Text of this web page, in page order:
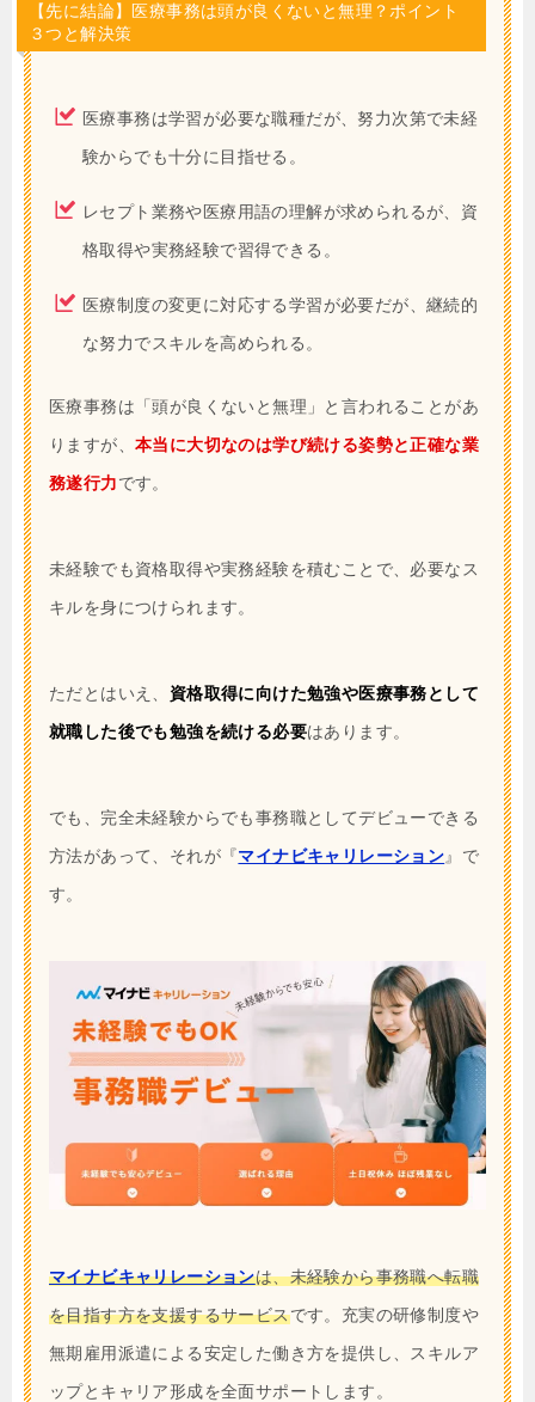
【先に結論】医療事務は頭が良くないと無理？ポイント
３つと解決策
医療事務は学習が必要な職種だが、努力次第で未経
験からでも十分に目指せる。
レセプト業務や医療用語の理解が求められるが、資
格取得や実務経験で習得できる。
医療制度の変更に対応する学習が必要だが、継続的
な努力でスキルを高められる。
医療事務は「頭が良くないと無理」と言われることがあ
りますが、 本当に大切なのは学び続ける姿勢と正確な業
務遂行力です。
未経験でも資格取得や実務経験を積むことで、必要なス
キルを身につけられます。
ただとはいえ、 資格取得に向けた勉強や医療事務として
就職した後でも勉強を続ける必要はあります。
でも、完全未経験からでも事務職としてデビューできる
方法があって、それが『マイナビキャリレーション』で
す。
マイナビキャリレーションは、未経験から事務職へ転職
を目指す方を支援するサービスです。充実の研修制度や
無期雇用派遣による安定した働き方を提供し、スキルア
ップとキャリア形成を全面サポートします。